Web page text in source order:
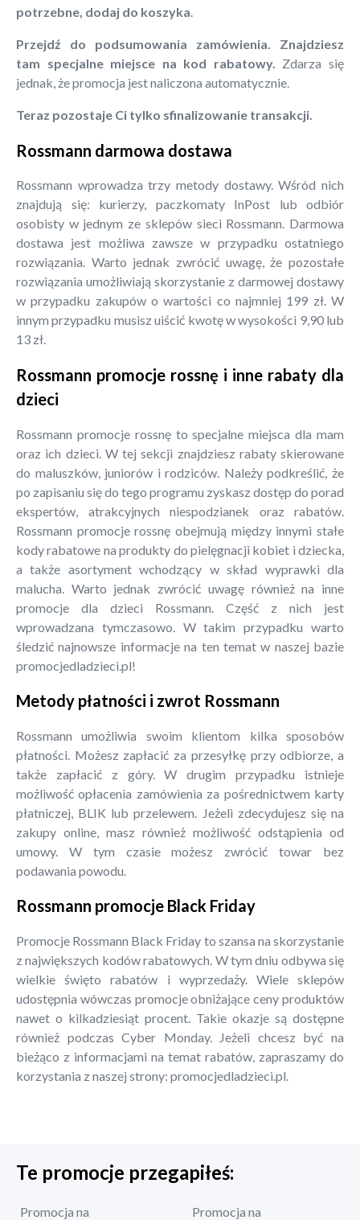
potrzebne, dodaj do koszyka.
Przejdź do podsumowania zamówienia. Znajdziesz
tam specjalne miejsce na kod rabatowy. Zdarza się
jednak, że promocja jest naliczona automatycznie.
Teraz pozostaje Ci tylko sfinalizowanie transakcji.
Rossmann darmowa dostawa
Rossmann wprowadza trzy metody dostawy. Wśród nich
znajdują się: kurierzy, paczkomaty InPost lub odbiór
osobisty w jednym ze sklepów sieci Rossmann. Darmowa
dostawa jest możliwa zawsze w przypadku ostatniego
rozwiązania. Warto jednak zwrócić uwagę, że pozostałe
rozwiązania umożliwiają skorzystanie z darmowej dostawy
w przypadku zakupów o wartości co najmniej 199 zł. W
innym przypadku musisz uiścić kwotę w wysokości 9,90 lub
13 zł.
Rossmann promocje rossnę i inne rabaty dla
dzieci
Rossmann promocje rossnę to specjalne miejsca dla mam
oraz ich dzieci. W tej sekcji znajdziesz rabaty skierowane
do maluszków, juniorów i rodziców. Należy podkreślić, że
po zapisaniu się do tego programu zyskasz dostęp do porad
ekspertów, atrakcyjnych niespodzianek oraz rabatów.
Rossmann promocje rossnę obejmują między innymi stałe
kody rabatowe na produkty do pielęgnacji kobiet i dziecka,
a także asortyment wchodzący w skład wyprawki dla
malucha. Warto jednak zwrócić uwagę również na inne
promocje dla dzieci Rossmann. Część z nich jest
wprowadzana tymczasowo. W takim przypadku warto
śledzić najnowsze informacje na ten temat w naszej bazie
promocjedladzieci.pl!
Metody płatności i zwrot Rossmann
Rossmann umożliwia swoim klientom kilka sposobów
płatności. Możesz zapłacić za przesyłkę przy odbiorze, a
także zapłacić z góry. W drugim przypadku istnieje
możliwość opłacenia zamówienia za pośrednictwem karty
płatniczej, BLIK lub przelewem. Jeżeli zdecydujesz się na
zakupy online, masz również możliwość odstąpienia od
umowy. W tym czasie możesz zwrócić towar bez
podawania powodu.
Rossmann promocje Black Friday
Promocje Rossmann Black Friday to szansa na skorzystanie
z największych kodów rabatowych. W tym dniu odbywa się
wielkie święto rabatów i wyprzedaży. Wiele sklepów
udostępnia wówczas promocje obniżające ceny produktów
nawet o kilkadziesiąt procent. Takie okazje są dostępne
również podczas Cyber Monday. Jeżeli chcesz być na
bieżąco z informacjami na temat rabatów, zapraszamy do
korzystania z naszej strony: promocjedladzieci.pl.
Te promocje przegapiłeś:
Promocja na
Promocja na